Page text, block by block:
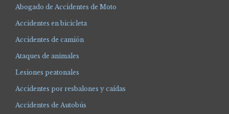
Abogado de Accidentes de Moto
Accidentes en bicicleta
Accidentes de camión
Ataques de animales
Lesiones peatonales
Accidentes por resbalones y caídas
Accidentes de Autobús